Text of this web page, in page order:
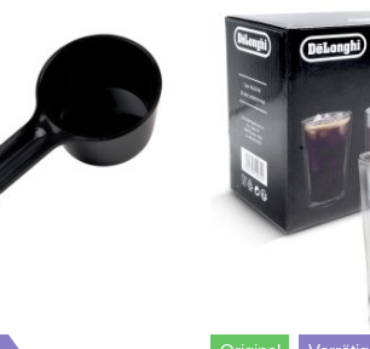
VeroCafe Latte
VeroCafe Latte